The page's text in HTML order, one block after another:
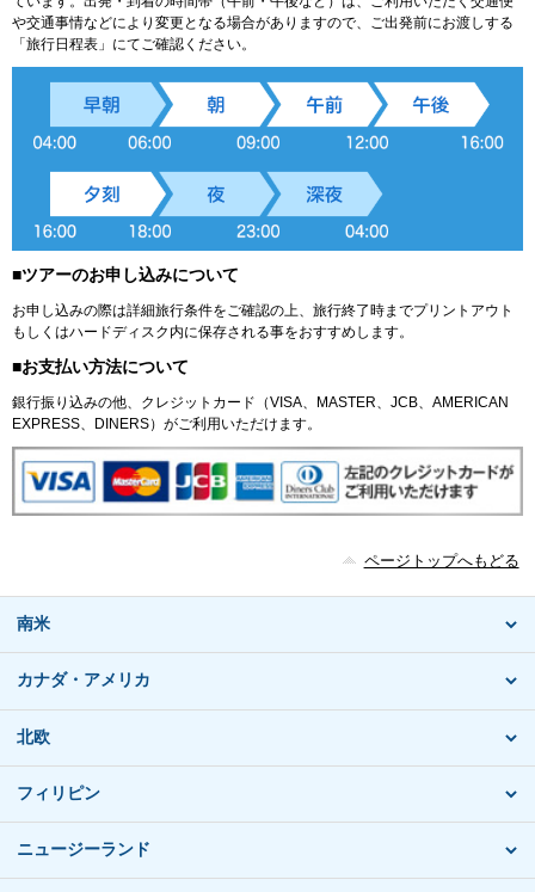
や交通事情などにより変更となる場合がありますので、ご出発前にお渡しする
「旅行日程表」にてご確認ください。
■ツアーのお申し込みについて
お申し込みの際は詳細旅行条件をご確認の上、旅行終了時までプリントアウト
もしくはハードディスク内に保存される事をおすすめします。
■お支払い方法について
銀行振り込みの他、クレジットカード（VISA、MASTER、JCB、AMERICAN
EXPRESS、DINERS）がご利用いただけます。
ページトップへもどる
南米
カナダ・アメリカ
北欧
フィリピン
ニュージーランド